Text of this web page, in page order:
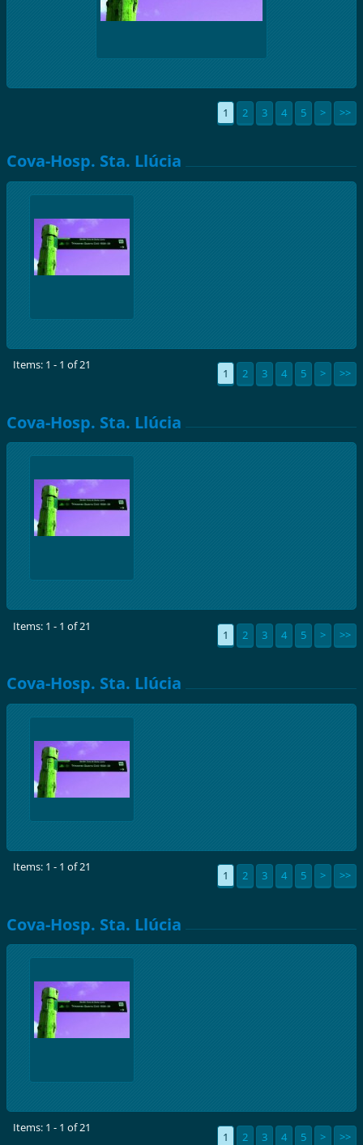
1 2 3 4 5 > >>
Cova-Hosp. Sta. Llúcia
Items: 1 - 1 of 21
1 2 3 4 5 > >>
Cova-Hosp. Sta. Llúcia
Items: 1 - 1 of 21
1 2 3 4 5 > >>
Cova-Hosp. Sta. Llúcia
Items: 1 - 1 of 21
1 2 3 4 5 > >>
Cova-Hosp. Sta. Llúcia
Items: 1 - 1 of 21
1 2 3 4 5 > >>